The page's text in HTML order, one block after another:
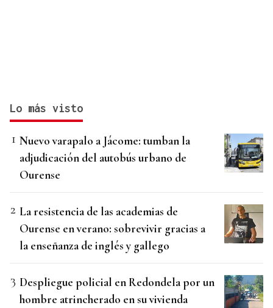
Lo más visto
Nuevo varapalo a Jácome: tumban la
adjudicación del autobús urbano de
Ourense
La resistencia de las academias de
Ourense en verano: sobrevivir gracias a
la enseñanza de inglés y gallego
Despliegue policial en Redondela por un
hombre atrincherado en su vivienda